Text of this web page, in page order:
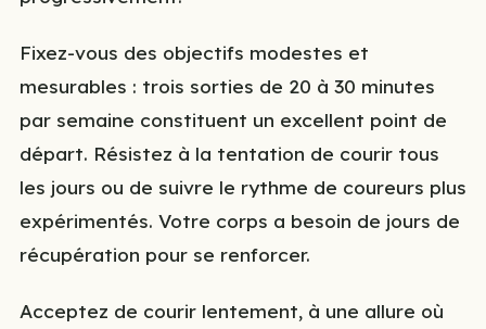
Fixez-vous des objectifs modestes et
mesurables : trois sorties de 20 à 30 minutes
par semaine constituent un excellent point de
départ. Résistez à la tentation de courir tous
les jours ou de suivre le rythme de coureurs plus
expérimentés. Votre corps a besoin de jours de
récupération pour se renforcer.
Acceptez de courir lentement, à une allure où